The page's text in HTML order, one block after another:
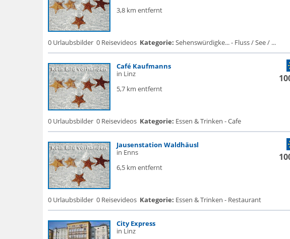
3,8 km entfernt
0 Urlaubsbilder 0 Reisevideos Kategorie: Sehenswürdigke... - Fluss / See / ...
Café Kaufmanns
in Linz
5,7 km entfernt
0 Urlaubsbilder 0 Reisevideos Kategorie: Essen & Trinken - Cafe
Jausenstation Waldhäusl
in Enns
6,5 km entfernt
0 Urlaubsbilder 0 Reisevideos Kategorie: Essen & Trinken - Restaurant
City Express
in Linz